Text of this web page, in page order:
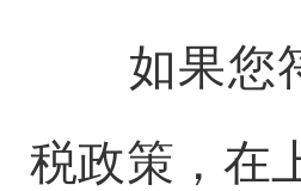
如果您
税政策，在